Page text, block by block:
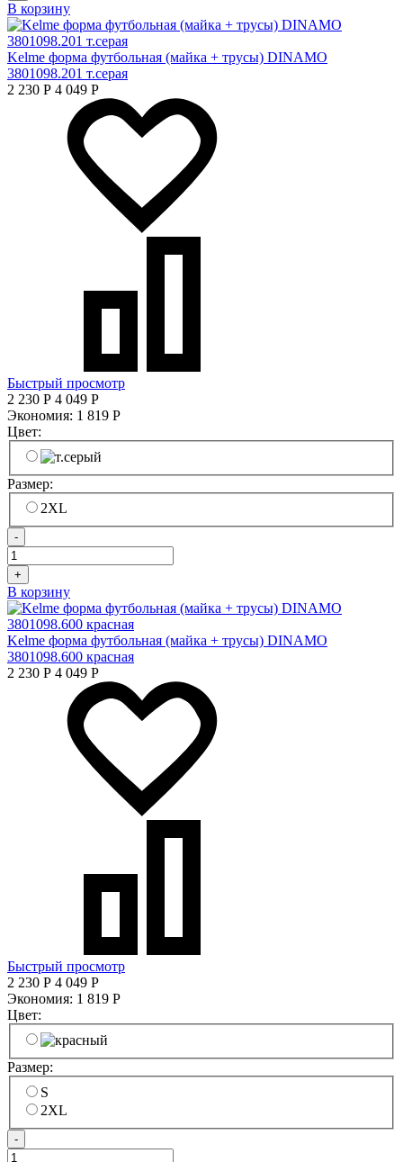
В корзину
Kelme форма футбольная (майка + трусы) DINAMO
3801098.201 т.серая
2 230 Р 4 049 Р
Быстрый просмотр
2 230 Р 4 049 Р
Экономия: 1 819 Р
Цвет:
Размер:
2XL
-
+
В корзину
Kelme форма футбольная (майка + трусы) DINAMO
3801098.600 красная
2 230 Р 4 049 Р
Быстрый просмотр
2 230 Р 4 049 Р
Экономия: 1 819 Р
Цвет:
Размер:
S
2XL
-